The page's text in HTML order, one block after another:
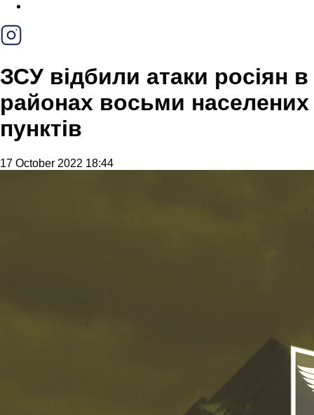
ЗСУ відбили атаки росіян в
районах восьми населених
пунктів
17 October 2022 18:44